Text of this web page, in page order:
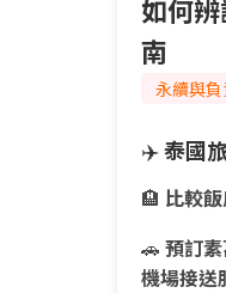
如何
南
永續與
✈️泰國
🏨 比較
🚗 預訂
機場接送